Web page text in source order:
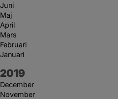
Juni
Maj
April
Mars
Februari
Januari
År:
2019
December
November